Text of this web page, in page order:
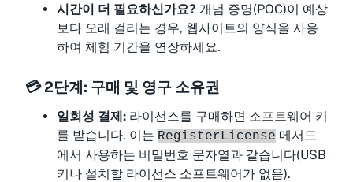
시간이 더 필요하신가요? 개념 증명(POC)이 예상
보다 오래 걸리는 경우, 웹사이트의 양식을 사용
하여 체험 기간을 연장하세요.
💳 2단계: 구매 및 영구 소유권
일회성 결제: 라이선스를 구매하면 소프트웨어 키
를 받습니다. 이는 RegisterLicense 메서드
에서 사용하는 비밀번호 문자열과 같습니다(USB
키나 설치할 라이선스 소프트웨어가 없음).